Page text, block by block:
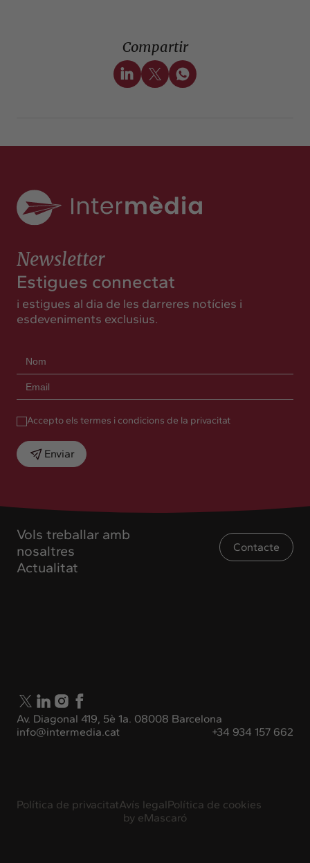
Compartir
Vols treballar amb
nosaltres
Actualitat
Contacte
Av. Diagonal 419, 5è 1a. 08008 Barcelona
info@intermedia.cat
+34 934 157 662
Newsletter
Estigues connectat
i estigues al dia de les darreres notícies i
esdeveniments exclusius.
Accepto els termes i condicions de la privacitat
Enviar
Política de privacitatAvís legalPolítica de cookies
by eMascaró